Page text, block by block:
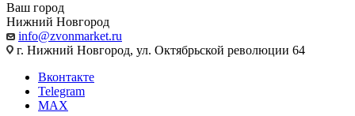
Ваш город
Нижний Новгород
info@zvonmarket.ru
г. Нижний Новгород, ул. Октябрьской революции 64
Вконтакте
Telegram
MAX